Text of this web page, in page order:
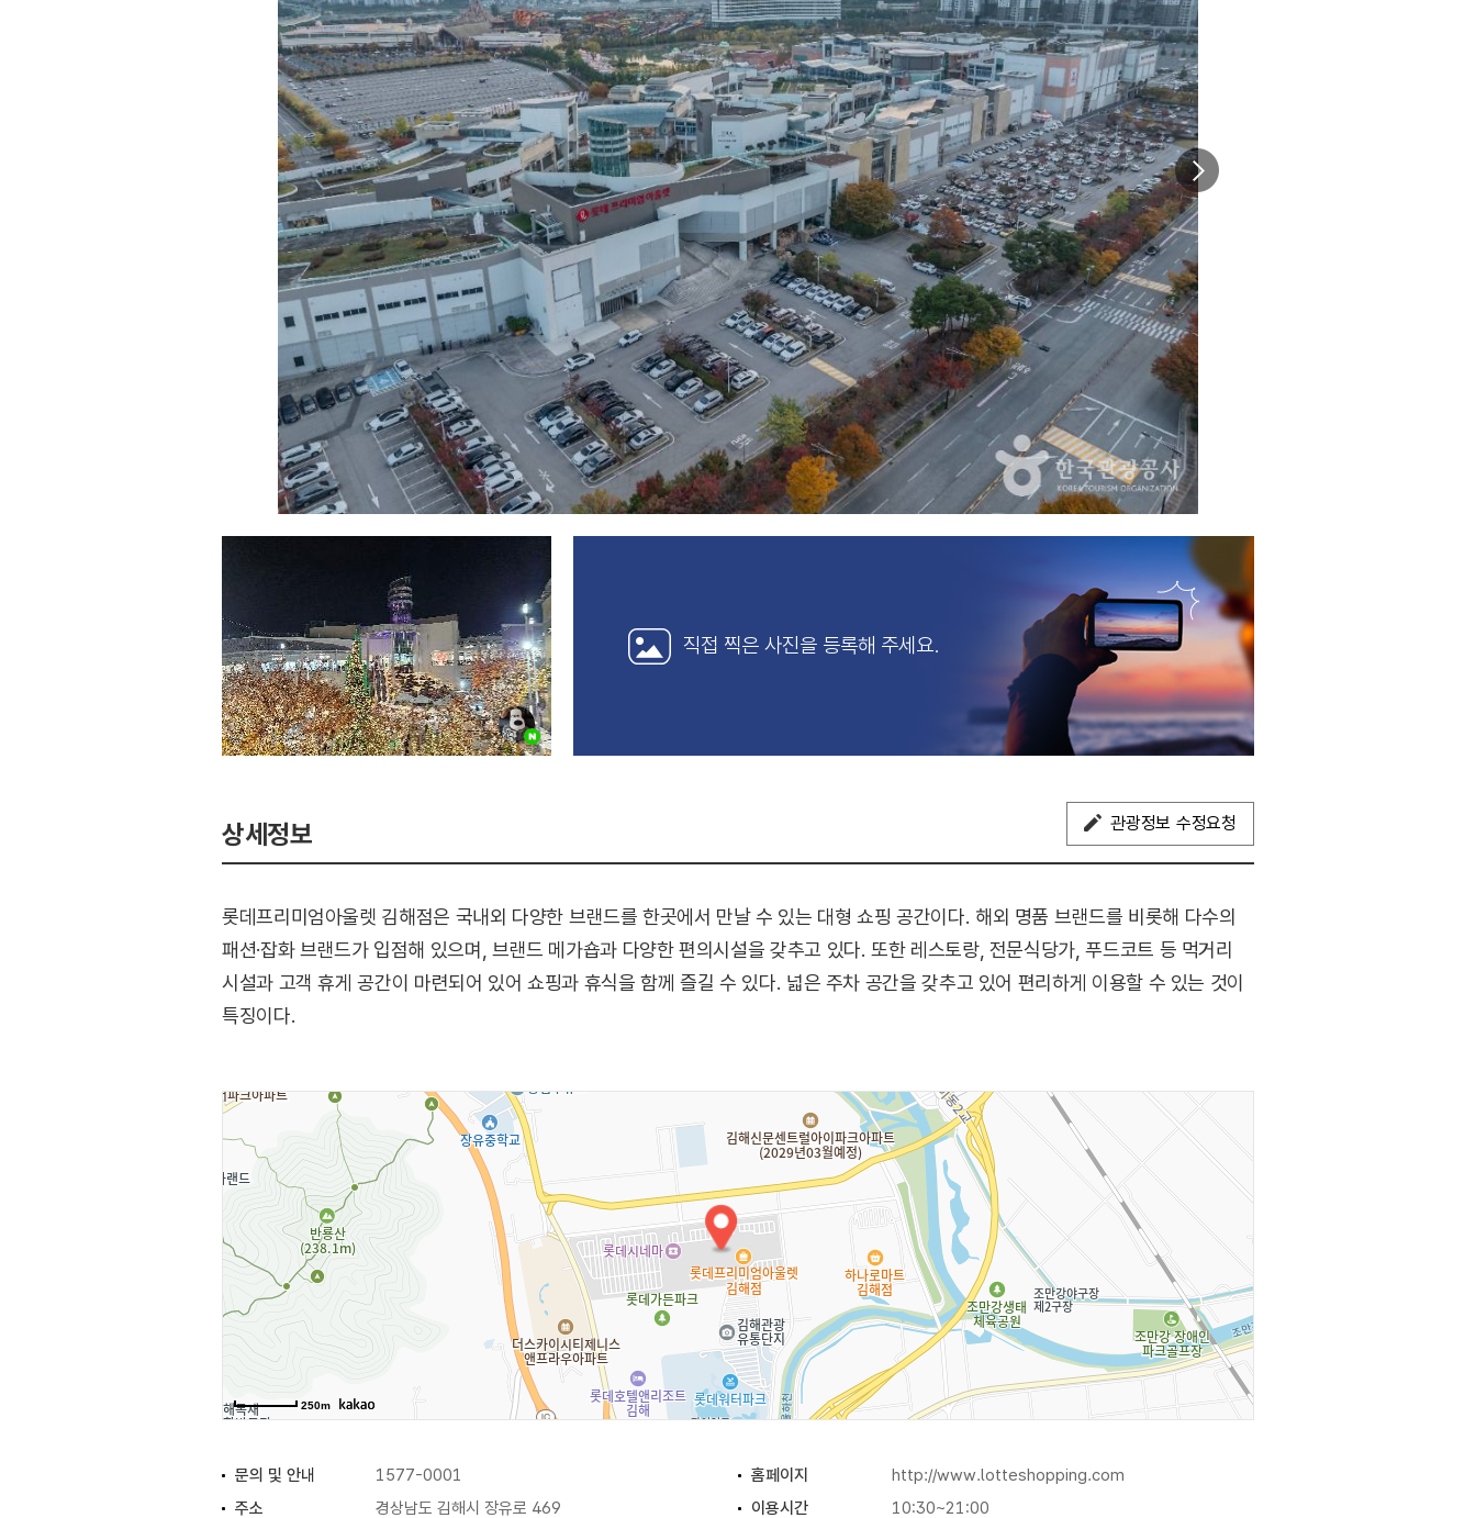
직접 찍은 사진을등록해 주세요.
상세정보 관광정보 수정요청
롯데프리미엄아울렛 김해점은 국내외 다양한 브랜드를 한곳에서 만날 수 있는 대형 쇼핑 공간이다. 해외 명품 브랜드를 비롯해 다수의
패션·잡화 브랜드가 입점해 있으며, 브랜드 메가숍과 다양한 편의시설을 갖추고 있다. 또한 레스토랑, 전문식당가, 푸드코트 등 먹거리
시설과 고객 휴게 공간이 마련되어 있어 쇼핑과 휴식을 함께 즐길 수 있다. 넓은 주차 공간을 갖추고 있어 편리하게 이용할 수 있는 것이
특징이다.
250m
문의 및 안내 1577-0001 홈페이지
http://www.lotteshopping.com
주소
경상남도 김해시 장유로 469 이용시간
10:30~21:00